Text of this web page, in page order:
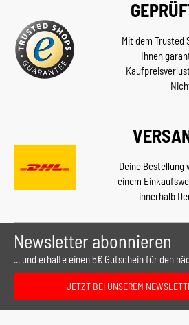
Mit dem Trusted
Ihnen
Deine Bestellung
einem
innerhalb
Newsletter abonnieren
... und erhalte einen 5€ Gutschein für den
JETZT BEI UNSEREM